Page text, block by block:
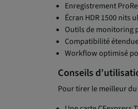
Enregistrement
Écran HDR 1500 nits
Outils de monitoring
Compatibilité
Workflow optimisé
Conseils
Pour tirer le meilleur du